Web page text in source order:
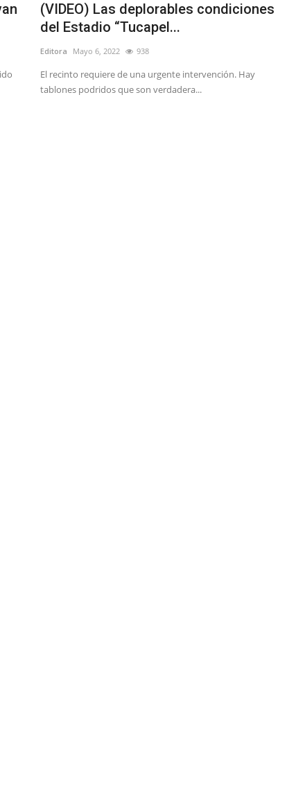
(VIDEO) Las deplorables condiciones
del Estadio “Tucapel...
Editora Mayo 6, 2022 938
El recinto requiere de una urgente intervención. Hay
tablones podridos que son verdadera...